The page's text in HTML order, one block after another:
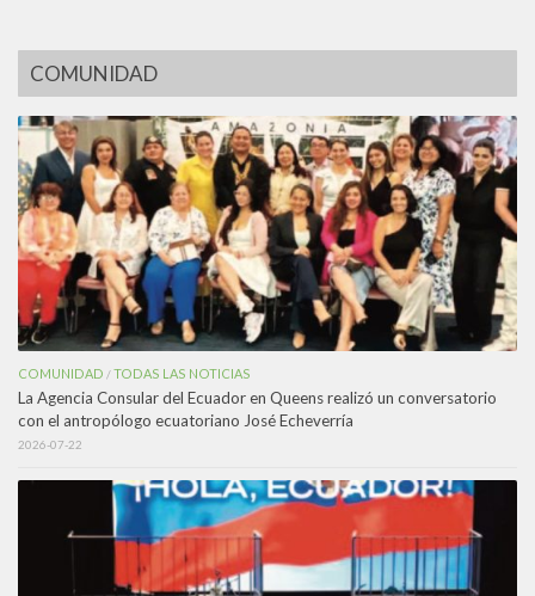
COMUNIDAD
COMUNIDAD /TODAS LAS NOTICIAS
La Agencia Consular del Ecuador en Queens realizó un conversatorio
con el antropólogo ecuatoriano José Echeverría
2026-07-22